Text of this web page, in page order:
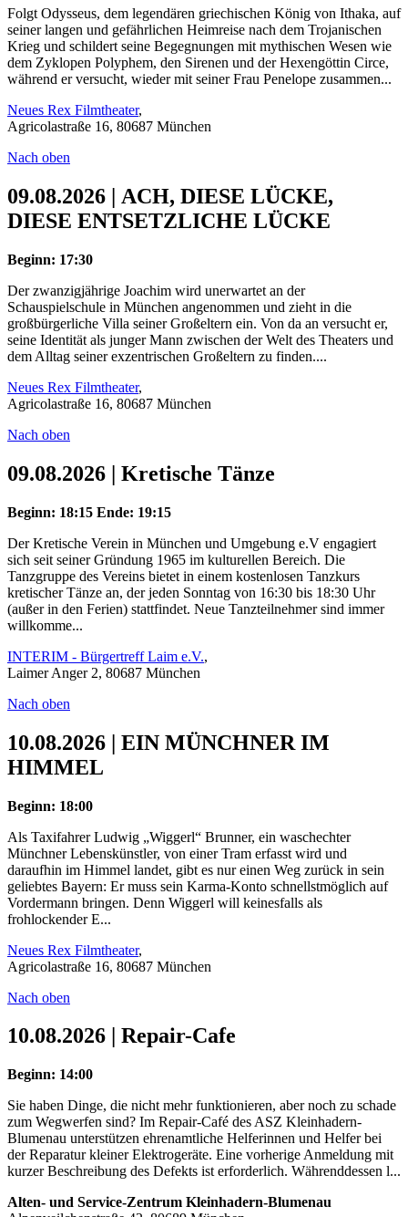
Folgt Odysseus, dem legendären griechischen König von Ithaka, auf
seiner langen und gefährlichen Heimreise nach dem Trojanischen
Krieg und schildert seine Begegnungen mit mythischen Wesen wie
dem Zyklopen Polyphem, den Sirenen und der Hexengöttin Circe,
während er versucht, wieder mit seiner Frau Penelope zusammen...
Neues Rex Filmtheater,
Agricolastraße 16, 80687 München
Nach oben
09.08.2026 | ACH, DIESE LÜCKE,
DIESE ENTSETZLICHE LÜCKE
Beginn: 17:30
Der zwanzigjährige Joachim wird unerwartet an der
Schauspielschule in München angenommen und zieht in die
großbürgerliche Villa seiner Großeltern ein. Von da an versucht er,
seine Identität als junger Mann zwischen der Welt des Theaters und
dem Alltag seiner exzentrischen Großeltern zu finden....
Neues Rex Filmtheater,
Agricolastraße 16, 80687 München
Nach oben
09.08.2026 | Kretische Tänze
Beginn: 18:15 Ende: 19:15
Der Kretische Verein in München und Umgebung e.V engagiert
sich seit seiner Gründung 1965 im kulturellen Bereich. Die
Tanzgruppe des Vereins bietet in einem kostenlosen Tanzkurs
kretischer Tänze an, der jeden Sonntag von 16:30 bis 18:30 Uhr
(außer in den Ferien) stattfindet. Neue Tanzteilnehmer sind immer
willkomme...
INTERIM - Bürgertreff Laim e.V.,
Laimer Anger 2, 80687 München
Nach oben
10.08.2026 | EIN MÜNCHNER IM
HIMMEL
Beginn: 18:00
Als Taxifahrer Ludwig „Wiggerl“ Brunner, ein waschechter
Münchner Lebenskünstler, von einer Tram erfasst wird und
daraufhin im Himmel landet, gibt es nur einen Weg zurück in sein
geliebtes Bayern: Er muss sein Karma-Konto schnellstmöglich auf
Vordermann bringen. Denn Wiggerl will keinesfalls als
frohlockender E...
Neues Rex Filmtheater,
Agricolastraße 16, 80687 München
Nach oben
10.08.2026 | Repair-Cafe
Beginn: 14:00
Sie haben Dinge, die nicht mehr funktionieren, aber noch zu schade
zum Wegwerfen sind? Im Repair-Café des ASZ Kleinhadern-
Blumenau unterstützen ehrenamtliche Helferinnen und Helfer bei
der Reparatur kleiner Elektrogeräte. Eine vorherige Anmeldung mit
kurzer Beschreibung des Defekts ist erforderlich. Währenddessen l...
Alten- und Service-Zentrum Kleinhadern-Blumenau